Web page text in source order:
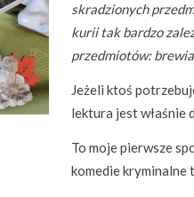
skradzionych
kurii tak bardzo
przedmiotów:
Jeżeli ktoś
lektura jest właśnie
To moje pierwsze
komedie kryminalne